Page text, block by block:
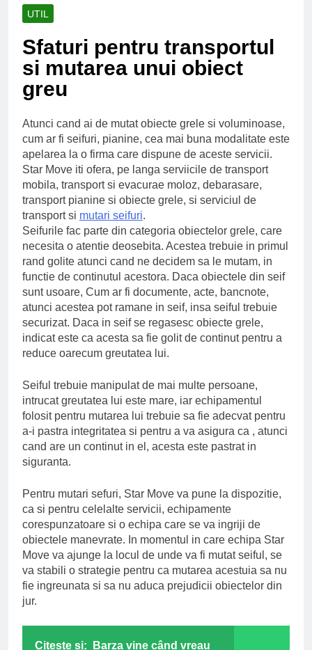
Donald Trump
6 Ani Ago
Earthing sau
beneficiile contactului
iertam?
6 Ani Ago
UTIL
Sfaturi pentru transportul
si mutarea unui obiect
greu
Atunci cand ai de mutat obiecte grele si voluminoase,
cum ar fi seifuri, pianine, cea mai buna modalitate este
apelarea la o firma care dispune de aceste servicii.
Star Move iti ofera, pe langa serviicile de transport
mobila, transport si evacurae moloz, debarasare,
transport pianine si obiecte grele, si serviciul de
transport si mutari seifuri.
Seifurile fac parte din categoria obiectelor grele, care
necesita o atentie deosebita. Acestea trebuie in primul
rand golite atunci cand ne decidem sa le mutam, in
functie de continutul acestora. Daca obiectele din seif
sunt usoare, Cum ar fi documente, acte, bancnote,
atunci acestea pot ramane in seif, insa seiful trebuie
securizat. Daca in seif se regasesc obiecte grele,
indicat este ca acesta sa fie golit de continut pentru a
reduce oarecum greutatea lui.
Seiful trebuie manipulat de mai multe persoane,
intrucat greutatea lui este mare, iar echipamentul
folosit pentru mutarea lui trebuie sa fie adecvat pentru
a-i pastra integritatea si pentru a va asigura ca , atunci
cand are un continut in el, acesta este pastrat in
siguranta.
Pentru mutari sefuri, Star Move va pune la dispozitie,
ca si pentru celelalte servicii, echipamente
corespunzatoare si o echipa care se va ingriji de
obiectele manevrate. In momentul in care echipa Star
Move va ajunge la locul de unde va fi mutat seiful, se
va stabili o strategie pentru ca mutarea acestuia sa nu
fie ingreunata si sa nu aduca prejudicii obiectelor din
jur.
Citeste si:
Barza vine când vreau